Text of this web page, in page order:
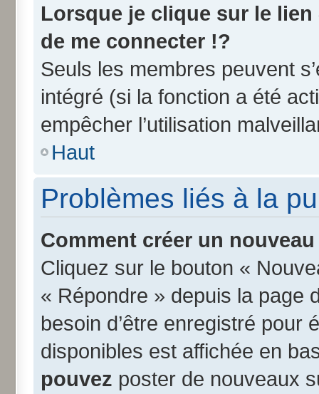
Lorsque je clique sur le lien
de me connecter !?
Seuls les membres peuvent
intégré (si la fonction a été
empêcher l’utilisation
Haut
Problèmes liés à la
Comment créer un
Cliquez sur le bouton «
« Répondre » depuis la page
besoin d’être enregistré pour
disponibles est affichée en
pouvez poster de nouveaux